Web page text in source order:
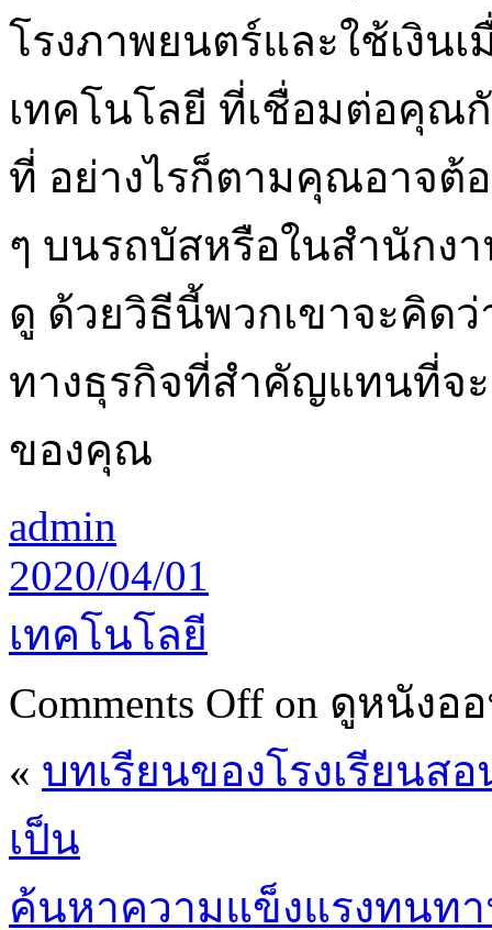
โรงภาพยนตร์และใช้เงิน
เทคโนโลยี ที่เชื่อมต่อคุณ
ที่ อย่างไรก็ตามคุณอาจต้
ๆ บนรถบัสหรือในสำนักง
ดู ด้วยวิธีนี้พวกเขาจะคิด
ทางธุรกิจที่สำคัญแทนที่จะ
ของคุณ
admin
2020/04/01
เทคโนโลยี
Comments Off on ดูหนังอ
« บทเรียนของโรงเรียนส
เป็น
ค้นหาความแข็งแรงทนทา